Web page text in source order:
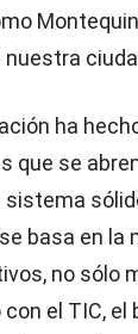
ha
que se
basa en la
no sólo
el TIC, el